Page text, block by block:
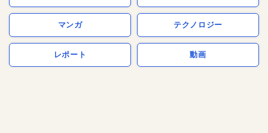
マンガ テクノロジー
レポート 動画